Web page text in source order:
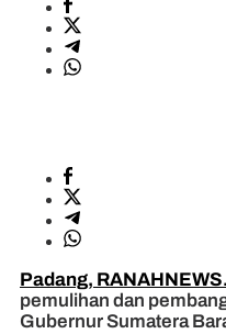
Padang,
pemulihan dan
Gubernur Sumatera